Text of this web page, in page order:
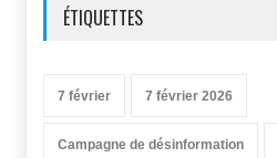
ÉTIQUETTES
7 février 7 février 2026
Campagne de désinformation